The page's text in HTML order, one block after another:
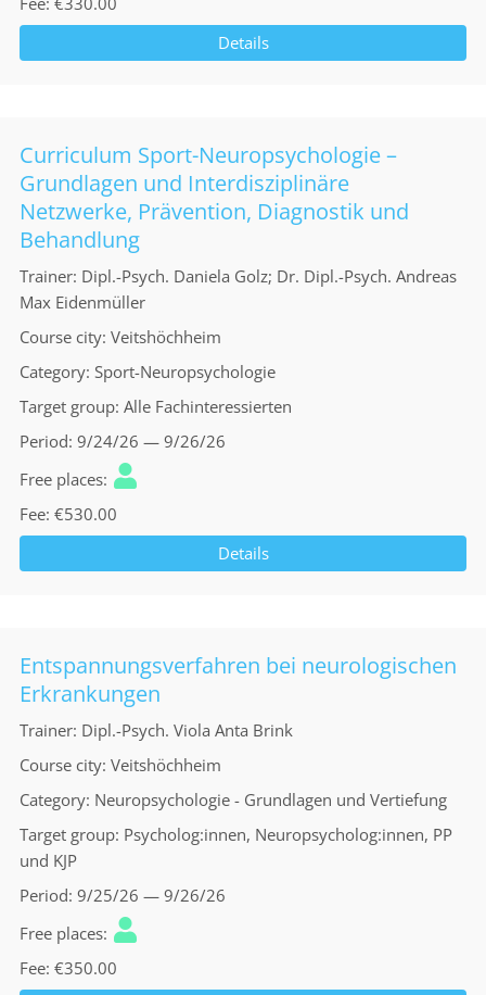
Details
Curriculum Sport-Neuropsychologie –
Grundlagen und Interdisziplinäre
Netzwerke, Prävention, Diagnostik und
Behandlung
Trainer Dipl.-Psych. Daniela Golz; Dr. Dipl.-Psych. Andreas
Max Eidenmüller
Course city Veitshöchheim
Category Sport-Neuropsychologie
Target group Alle Fachinteressierten
Period 9/24/26 — 9/26/26
Free places
Fee €530.00
Details
Entspannungsverfahren bei neurologischen
Erkrankungen
Trainer Dipl.-Psych. Viola Anta Brink
Course city Veitshöchheim
Category Neuropsychologie - Grundlagen und Vertiefung
Target group Psycholog:innen, Neuropsycholog:innen, PP
und KJP
Period 9/25/26 — 9/26/26
Free places
Fee €350.00